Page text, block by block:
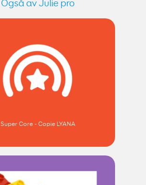
Også av Julie pro
Super Core - Copie LYANA